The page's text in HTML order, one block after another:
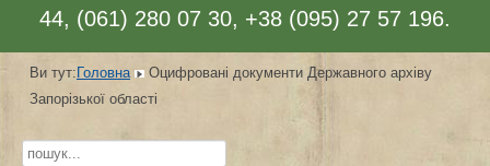
44, (061) 280 07 30, +38 (095) 27 57 196.
Ви тут:Головна
Оцифровані документи Державного архіву
Запорізької області
Пошук...